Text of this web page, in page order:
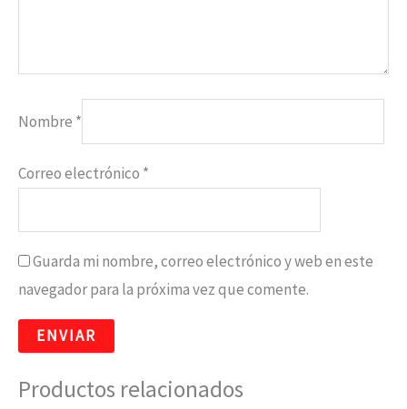
Nombre *
Correo electrónico *
Guarda mi nombre, correo electrónico y web en este
navegador para la próxima vez que comente.
Productos relacionados